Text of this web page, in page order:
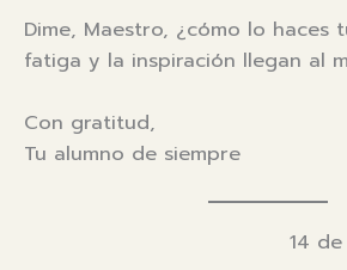
Dime, Maestro, ¿cómo lo haces
fatiga y la inspiración llegan al
Con gratitud,
Tu alumno de siempre
14